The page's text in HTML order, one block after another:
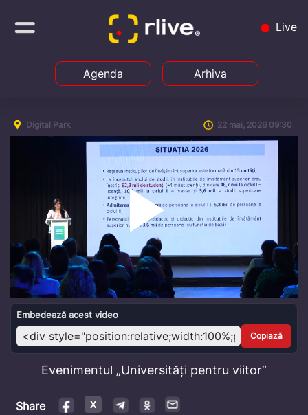
Live
Agenda Arhiva
Digital Park 22 mai, 2026 09:30
Play
Video
Embedează acest video
Copiază
Evenimentul „Universități pentru viitor”
Share